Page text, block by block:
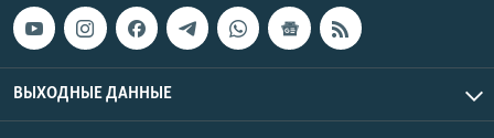
ВЫХОДНЫЕ ДАННЫЕ